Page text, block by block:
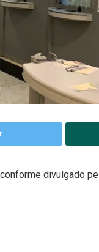
divulgado